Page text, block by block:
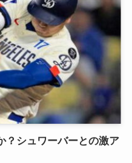
？シュワーバーとの激ア